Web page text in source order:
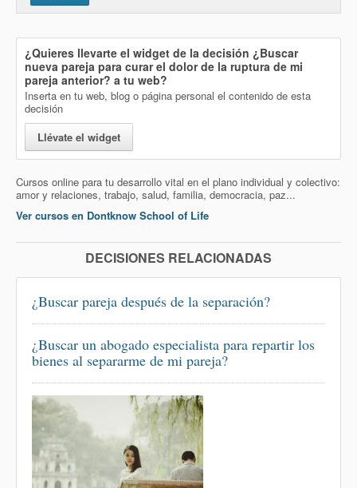
¿Quieres llevarte el widget de la decisión ¿Buscar
nueva pareja para curar el dolor de la ruptura de mi
pareja anterior? a tu web?
Inserta en tu web, blog o página personal el contenido de esta
decisión
Llévate el widget
Cursos online para tu desarrollo vital en el plano individual y colectivo:
amor y relaciones, trabajo, salud, familia, democracia, paz...
Ver cursos en Dontknow School of Life
DECISIONES RELACIONADAS
¿Buscar pareja después de la separación?
¿Buscar un abogado especialista para repartir los
bienes al separarme de mi pareja?